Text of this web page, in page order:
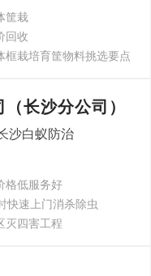
筐栽
回收
栽培育筐物料挑选要点
长沙分公司）
沙白蚁防治
格低服务好
快速上门消杀除虫
灭四害工程